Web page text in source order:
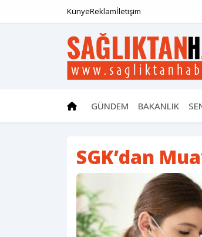
KünyeReklamİletişim
GÜNDEM BAKANLIK
SGK’dan